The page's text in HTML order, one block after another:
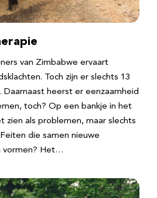
van Zimbabwe ervaart
Toch zijn er slechts 13
Daarnaast heerst er eenzaamheid
toch? Op een bankje in het
zien als problemen, maar slechts
die samen nieuwe
vormen? Het…